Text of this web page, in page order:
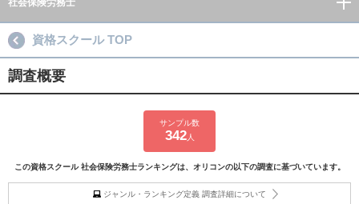
社会保険労務士
資格スクール TOP
調査概要
サンプル数
342人
この資格スクール 社会保険労務士ランキングは、オリコンの以下の調査に基づいています。
ジャンル・ランキング定義 調査詳細について